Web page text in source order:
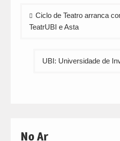
Navegação
de
Ciclo de Teatro arranca
TeatrUBI e Asta
UBI: Universidade de
No Ar